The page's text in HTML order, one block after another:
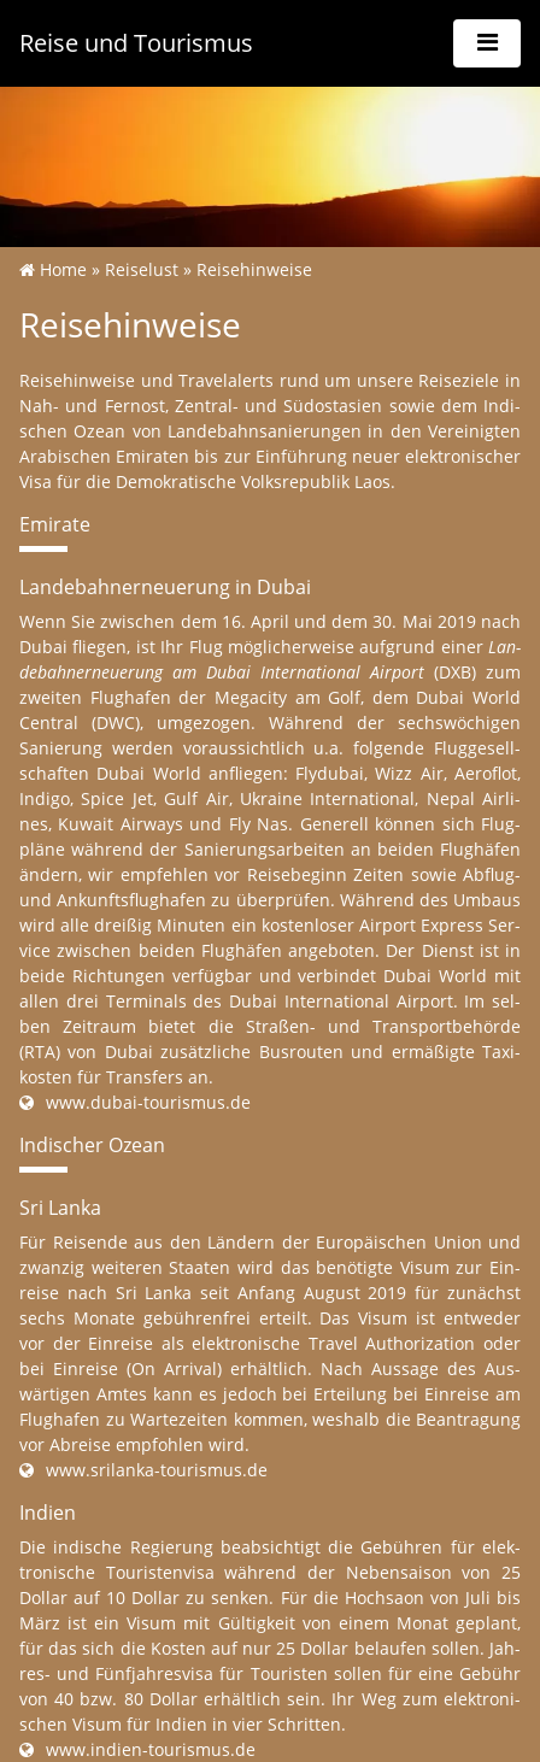
Reise und Tourismus
Home » Reisel­ust » Rei­s­e­hin­wei­se
Rei­s­e­hin­wei­se
Rei­s­e­hin­wei­se und Tra­ve­lal­erts rund um un­se­re Reis­e­zie­le in
Nah- und Fernost, Zen­tral- und Süd­os­ta­si­en sowie dem In­di­
schen Ozean von Lan­de­bahn­sanie­r­un­g­en in den Ver­ei­nig­ten
Ara­bi­schen Emira­ten bis zur Ein­füh­rung neuer elek­tro­ni­scher
Visa für die De­mo­kra­ti­sche Volks­re­pu­blik Laos.
Emira­te
Lan­de­bah­ner­neuerung in Dubai
Wenn Sie zwi­schen dem 16. April und dem 30. Mai 2019 nach
Dubai flie­gen, ist Ihr Flug mög­li­cher­wei­se auf­g­rund einer Lan­
de­bah­ner­neuerung am Dubai In­ter­na­tional Air­port (DXB) zum
zwei­ten Flug­ha­fen der Me­ga­ci­ty am Golf, dem Dubai World
Cen­tral (DWC), um­ge­zo­gen. Wäh­rend der sech­swö­chi­gen
Sanie­r­ung wer­den vor­aus­sicht­lich u.a. folg­en­de Flug­gesell­
schaf­ten Dubai World an­f­lie­gen: Fly­du­bai, Wizz Air, Ae­ro­f­lot,
In­di­go, Spice Jet, Gulf Air, Ukrai­ne In­ter­na­tional, Nepal Air­li­
nes, Ku­wait Air­ways und Fly Nas. Ge­ne­rell kön­nen sich Flug­
plä­ne wäh­rend der Sanie­r­ung­s­ar­bei­ten an bei­den Flug­hä­fen
än­dern, wir emp­feh­len vor Reis­e­be­ginn Zei­ten sowie Ab­flug-
und An­kunfts­flug­ha­fen zu über­prü­fen. Wäh­rend des Um­baus
wird alle drei­ßig Mi­nu­ten ein kos­ten­loser Air­port Ex­press Ser­
vice zwi­schen bei­den Flug­hä­fen an­ge­bo­ten. Der Dienst ist in
beide Rich­t­un­gen ver­füg­bar und ver­bin­det Dubai World mit
allen drei Ter­mi­nals des Dubai In­ter­na­tional Air­port. Im sel­
ben Zei­t­raum bi­e­tet die St­ra­ßen- und Trans­port­be­hör­de
(RTA) von Dubai zu­sätz­li­che Bus­rou­ten und er­mä­ßig­te Ta­xi­
kos­ten für Trans­fers an.
www.​dubai-​tourismus.​de
In­di­scher Ozean
Sri Lanka
Für Reis­en­de aus den Län­dern der Eu­ro­päi­schen Union und
zwanzig wei­te­ren Staa­ten wird das be­nö­tig­te Visum zur Ein­
reise nach Sri Lanka seit An­fang Au­gust 2019 für zu­nächst
sechs Mo­na­te ge­büh­renfr­ei er­teilt. Das Visum ist ent­we­der
vor der Ein­reise als elek­tro­ni­sche Tra­vel Au­t­ho­ri­za­ti­on oder
bei Ein­reise (On Arr­i­val) er­hält­lich. Nach Aus­sa­ge des Aus­
wär­ti­gen Amtes kann es jedoch bei Er­tei­lung bei Ein­reise am
Flug­ha­fen zu War­tezei­ten kom­men, wes­halb die Be­an­tra­gung
vor Ab­reise emp­foh­len wird.
www.​srilanka-​tourismus.​de
In­di­en
Die in­di­sche Re­gi­erung be­ab­sich­tigt die Ge­büh­ren für elek­
tro­ni­sche Tou­ris­ten­vi­sa wäh­rend der Ne­ben­sai­son von 25
Dol­lar auf 10 Dol­lar zu sen­ken. Für die Hoch­saon von Juli bis
März ist ein Visum mit Gül­tig­keit von einem Monat ge­plant,
für das sich die Kos­ten auf nur 25 Dol­lar be­laufen sol­len. Jah­
res- und Fünf­jah­res­vi­sa für Tou­ris­ten sol­len für eine Ge­bühr
von 40 bzw. 80 Dol­lar er­hält­lich sein. Ihr Weg zum elek­tro­ni­
schen Visum für In­di­en in vier Schrit­ten.
www.​indien-​tourismus.​de